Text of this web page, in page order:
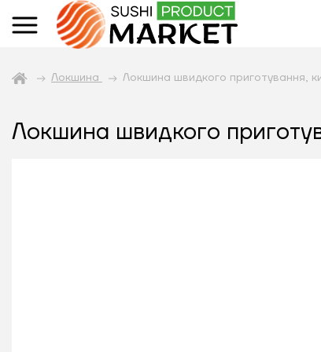
Локшина Локшина швидкого приготування,
Локшина швидкого